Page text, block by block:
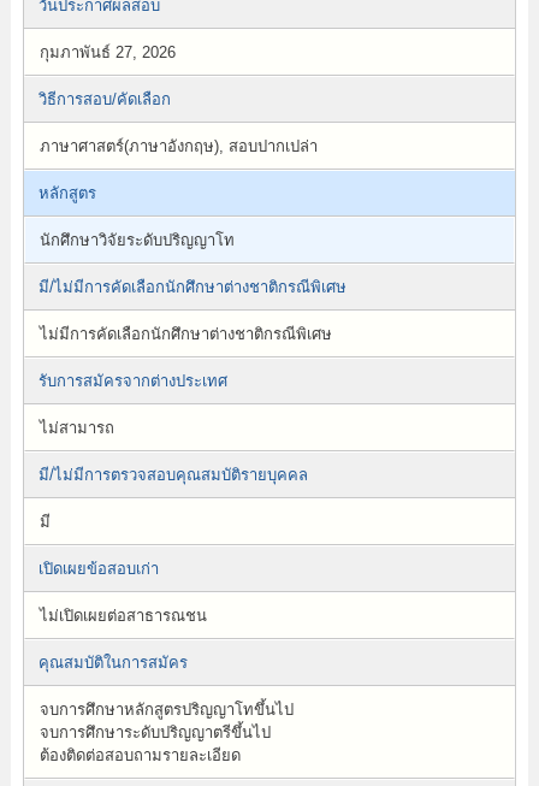
วันประกาศผลสอบ
กุมภาพันธ์ 27, 2026
วิธีการสอบ/คัดเลือก
ภาษาศาสตร์(ภาษาอังกฤษ), สอบปากเปล่า
หลักสูตร
นักศึกษาวิจัยระดับปริญญาโท
มี/ไม่มีการคัดเลือกนักศึกษาต่างชาติกรณีพิเศษ
ไม่มีการคัดเลือกนักศึกษาต่างชาติกรณีพิเศษ
รับการสมัครจากต่างประเทศ
ไม่สามารถ
มี/ไม่มีการตรวจสอบคุณสมบัติรายบุคคล
มี
เปิดเผยข้อสอบเก่า
ไม่เปิดเผยต่อสาธารณชน
คุณสมบัติในการสมัคร
จบการศึกษาหลักสูตรปริญญาโทขึ้นไป
จบการศึกษาระดับปริญญาตรีขึ้นไป
ต้องติดต่อสอบถามรายละเอียด